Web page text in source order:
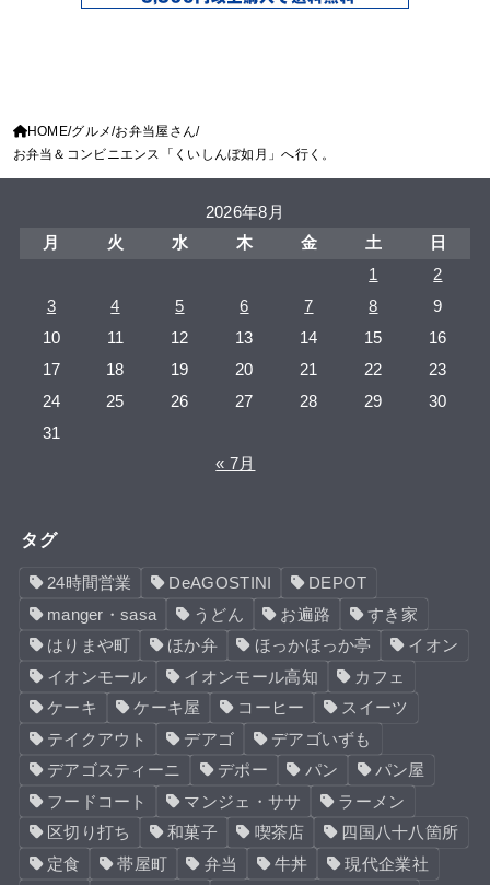
HOME グルメ お弁当屋さん
お弁当＆コンビニエンス「くいしんぼ如月」へ行く。
2026年8月
月
火 水 木 金 土
日
1
2
3
4 5 6 7 8
9
10
11 12 13 14 15
16
17
18 19 20 21 22
23
24
25 26 27 28 29
30
31
« 7月
タグ
24時間営業 DeAGOSTINI
DEPOT
manger・sasa
うどん お遍路
すき家
はりまや町
ほか弁 ほっかほっか亭
イオン
イオンモール
イオンモール高知
カフェ
ケーキ
ケーキ屋 コーヒー
スイーツ
テイクアウト
デアゴ
デアゴいずも
デアゴスティーニ
デポー パン
パン屋
フードコート
マンジェ・ササ
ラーメン
区切り打ち
和菓子 喫茶店
四国八十八箇所
定食
帯屋町 弁当 牛丼
現代企業社